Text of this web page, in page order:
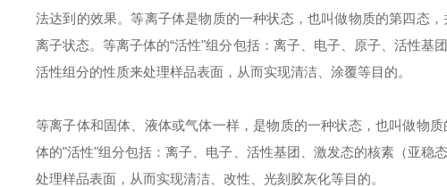
法达到的效果。等离子体是物质的一种状态，也叫做物质的第四态
离子状态。等离子体的“活性"组分包括：离子、电子、原子、活性
活性组分的性质来处理样品表面，从而实现清洁、涂覆等目的。
等离子体和固体、液体或气体一样，是物质的一种状态，也叫做物
体的"活性"组分包括：离子、电子、活性基团、激发态的核素（亚稳
处理样品表面，从而实现清洁、改性、光刻胶灰化等目的。